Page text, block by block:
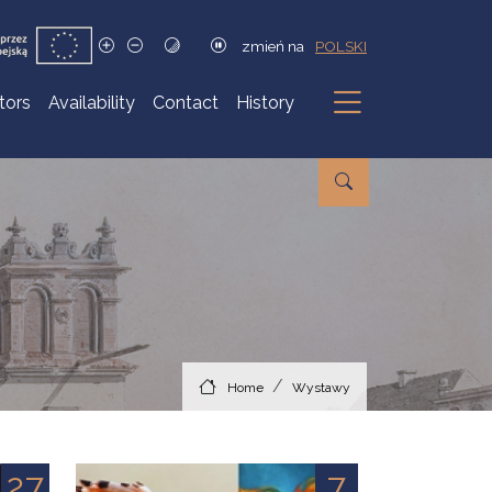
zmień na POLSKI
Availability Contact History
Submenu
Home Wystawy